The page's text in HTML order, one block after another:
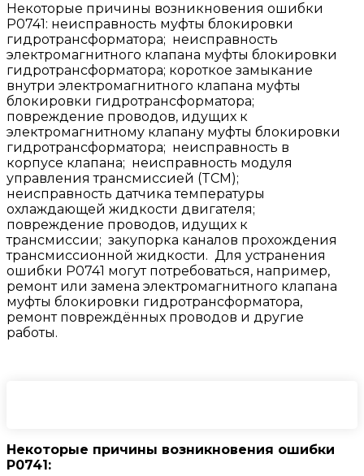
Некоторые причины возникновения ошибки
P0741: неисправность муфты блокировки
гидротрансформатора; неисправность
электромагнитного клапана муфты блокировки
гидротрансформатора; короткое замыкание
внутри электромагнитного клапана муфты
блокировки гидротрансформатора;
повреждение проводов, идущих к
электромагнитному клапану муфты блокировки
гидротрансформатора; неисправность в
корпусе клапана; неисправность модуля
управления трансмиссией (TCM);
неисправность датчика температуры
охлаждающей жидкости двигателя;
повреждение проводов, идущих к
трансмиссии; закупорка каналов прохождения
трансмиссионной жидкости. Для устранения
ошибки P0741 могут потребоваться, например,
ремонт или замена электромагнитного клапана
муфты блокировки гидротрансформатора,
ремонт повреждённых проводов и другие
работы.
Некоторые причины возникновения ошибки
P0741: